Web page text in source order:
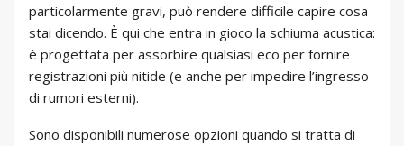
particolarmente gravi, può rendere difficile capire cosa
stai dicendo. È qui che entra in gioco la schiuma acustica:
è progettata per assorbire qualsiasi eco per fornire
registrazioni più nitide (e anche per impedire l’ingresso
di rumori esterni).
Sono disponibili numerose opzioni quando si tratta di